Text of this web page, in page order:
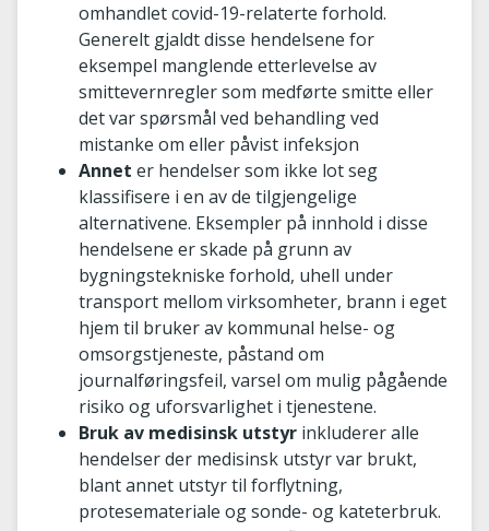
omhandlet covid-19-relaterte forhold.
Generelt gjaldt disse hendelsene for
eksempel manglende etterlevelse av
smittevernregler som medførte smitte eller
det var spørsmål ved behandling ved
mistanke om eller påvist infeksjon
Annet er hendelser som ikke lot seg
klassifisere i en av de tilgjengelige
alternativene. Eksempler på innhold i disse
hendelsene er skade på grunn av
bygningstekniske forhold, uhell under
transport mellom virksomheter, brann i eget
hjem til bruker av kommunal helse- og
omsorgstjeneste, påstand om
journalføringsfeil, varsel om mulig pågående
risiko og uforsvarlighet i tjenestene.
Bruk av medisinsk utstyr inkluderer alle
hendelser der medisinsk utstyr var brukt,
blant annet utstyr til forflytning,
protesemateriale og sonde- og kateterbruk.